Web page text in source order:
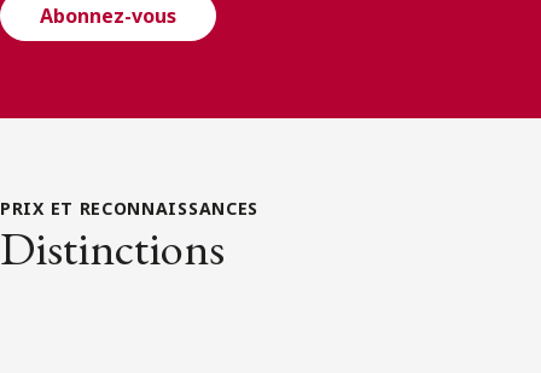
Abonnez-vous
PRIX ET RECONNAISSANCES
Distinctions